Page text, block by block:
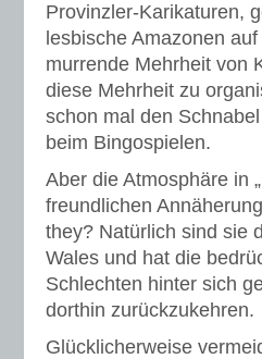
Provinzler-Karikaturen,
lesbische Amazonen
murrende Mehrheit von
diese Mehrheit zu
schon mal den
beim Bingospielen.
Aber die Atmosphäre in
freundlichen
they? Natürlich sind sie
Wales und hat die
Schlechten hinter sich
dorthin zurückzukehren.
Glücklicherweise